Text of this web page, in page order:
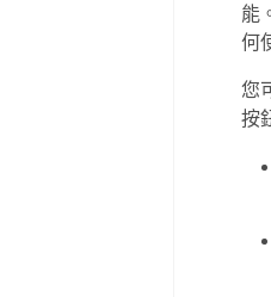
能
何
您
按